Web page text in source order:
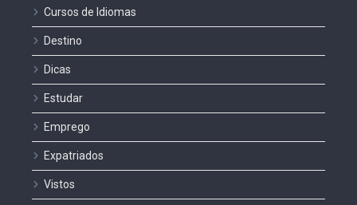
Cursos de Idiomas
Destino
Dicas
Estudar
Emprego
Expatriados
Vistos